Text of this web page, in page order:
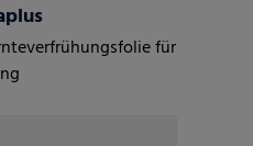
für